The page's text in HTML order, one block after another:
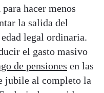
para hacer menos
la salida del
legal ordinaria.
el gasto masivo
de pensiones en las
jubile al completo la